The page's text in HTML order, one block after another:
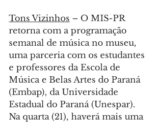
Tons Vizinhos – O MIS-PR
retorna com a programação
semanal de música no museu,
uma parceria com os estudantes
e professores da Escola de
Música e Belas Artes do Paraná
(Embap), da Universidade
Estadual do Paraná (Unespar).
Na quarta (21), haverá mais uma